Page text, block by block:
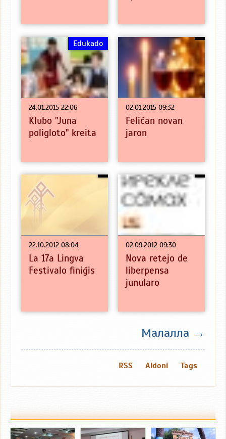
24.01.2015 22:06
Edukado
Klubo "Juna
poligloto" kreita
02.01.2015 09:32
Feliĉan novan
jaron
22.10.2012 08:04
La 17a Lingva
Festivalo finiĝis
02.09.2012 09:30
Nova retejo de
liberpensa
junularo
Малалла →
Tags
Aldoni
RSS